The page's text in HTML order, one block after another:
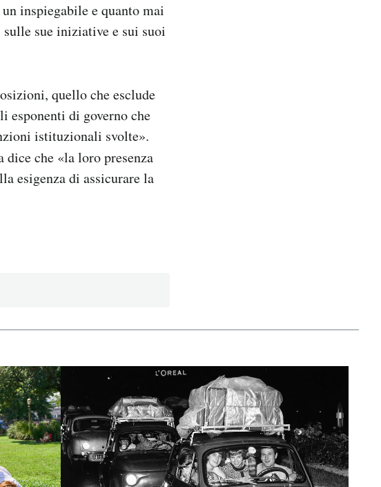
inspiegabile e quanto mai
sue iniziative e sui suoi
quello che esclude
di governo che
istituzionali svolte».
dice che «la loro presenza
esigenza di assicurare la